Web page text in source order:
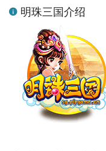
明珠三国介绍